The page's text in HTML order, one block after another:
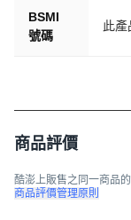
BSMI
號碼
此產
商品評價
酷澎上販售之同一商品
商品評價管理原則